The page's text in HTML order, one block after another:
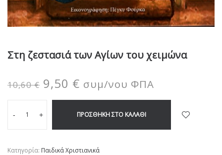
Στη ζεστασιά των Αγίων του χειμώνα
10,60€ 9,50 € συμ/νου ΦΠΑ
- + ΠΡΟΣΘΉΚΗ ΣΤΟ ΚΑΛΆΘΙ
Κατηγορία: Παιδικά Χριστιανικά